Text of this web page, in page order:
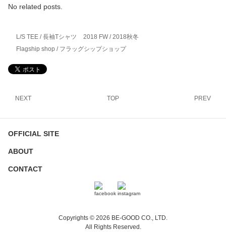
No related posts.
L/S TEE / 長袖Tシャツ
2018 FW / 2018秋冬
Flagship shop / フラッグシップショップ
NEXT TOP PREV
OFFICIAL SITE
ABOUT
CONTACT
Copyrights © 2026 BE-GOOD CO., LTD.
All Rights Reserved.